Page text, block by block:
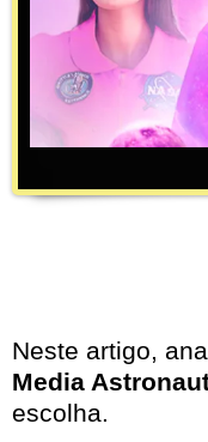
Neste artigo,
Media
escolha.